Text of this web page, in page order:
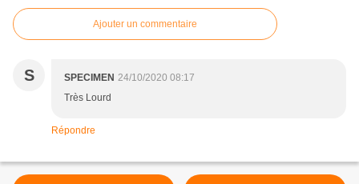
Ajouter un commentaire
S SPECIMEN 24/10/2020 08:17
Très Lourd
Répondre